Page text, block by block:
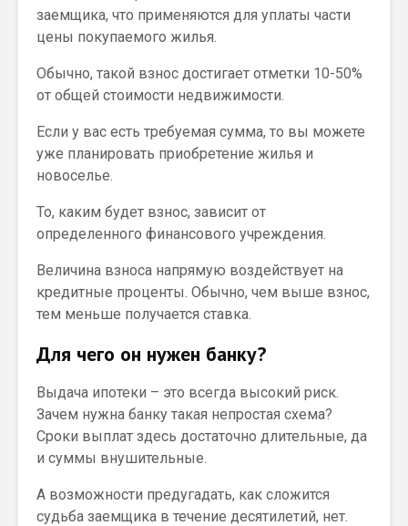
заемщика, что применяются для уплаты части
цены покупаемого жилья.
Обычно, такой взнос достигает отметки 10-50%
от общей стоимости недвижимости.
Если у вас есть требуемая сумма, то вы можете
уже планировать приобретение жилья и
новоселье.
То, каким будет взнос, зависит от
определенного финансового учреждения.
Величина взноса напрямую воздействует на
кредитные проценты. Обычно, чем выше взнос,
тем меньше получается ставка.
Для чего он нужен банку?
Выдача ипотеки – это всегда высокий риск.
Зачем нужна банку такая непростая схема?
Сроки выплат здесь достаточно длительные, да
и суммы внушительные.
А возможности предугадать, как сложится
судьба заемщика в течение десятилетий, нет.